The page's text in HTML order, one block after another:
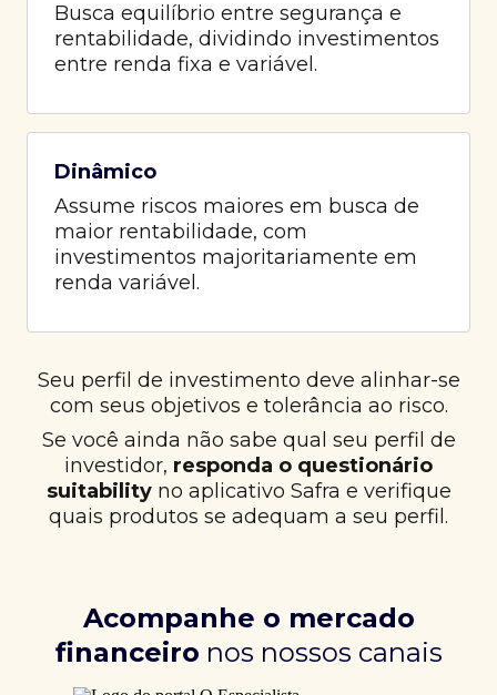
Busca equilíbrio entre segurança e
rentabilidade, dividindo investimentos
entre renda fixa e variável.
Dinâmico
Assume riscos maiores em busca de
maior rentabilidade, com
investimentos majoritariamente em
renda variável.
Seu perfil de investimento deve alinhar-se
com seus objetivos e tolerância ao risco.
Se você ainda não sabe qual seu perfil de
investidor, responda o questionário
suitabilityno aplicativo Safra e verifique
quais produtos se adequam a seu perfil.
Acompanhe o mercado
financeiro nos nossos canais